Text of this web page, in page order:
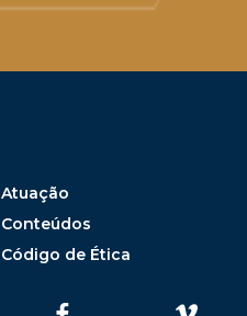
Atuação
Conteúdos
Código de Ética